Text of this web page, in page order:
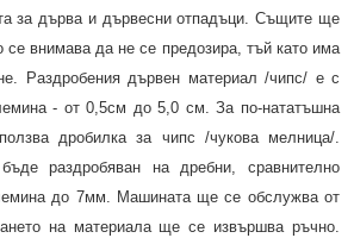
за дърва и дървесни отпадъци. Същите ще
се внимава да не се предозира, тъй като има
Раздробения дървен материал /чипс/ е с
- от 0,5см до 5,0 см. За по-нататъшна
дробилка за чипс /чукова мелница/.
раздробяван на дребни, сравнително
до 7мм. Машината ще се обслужва от
на материала ще се извършва ръчно.